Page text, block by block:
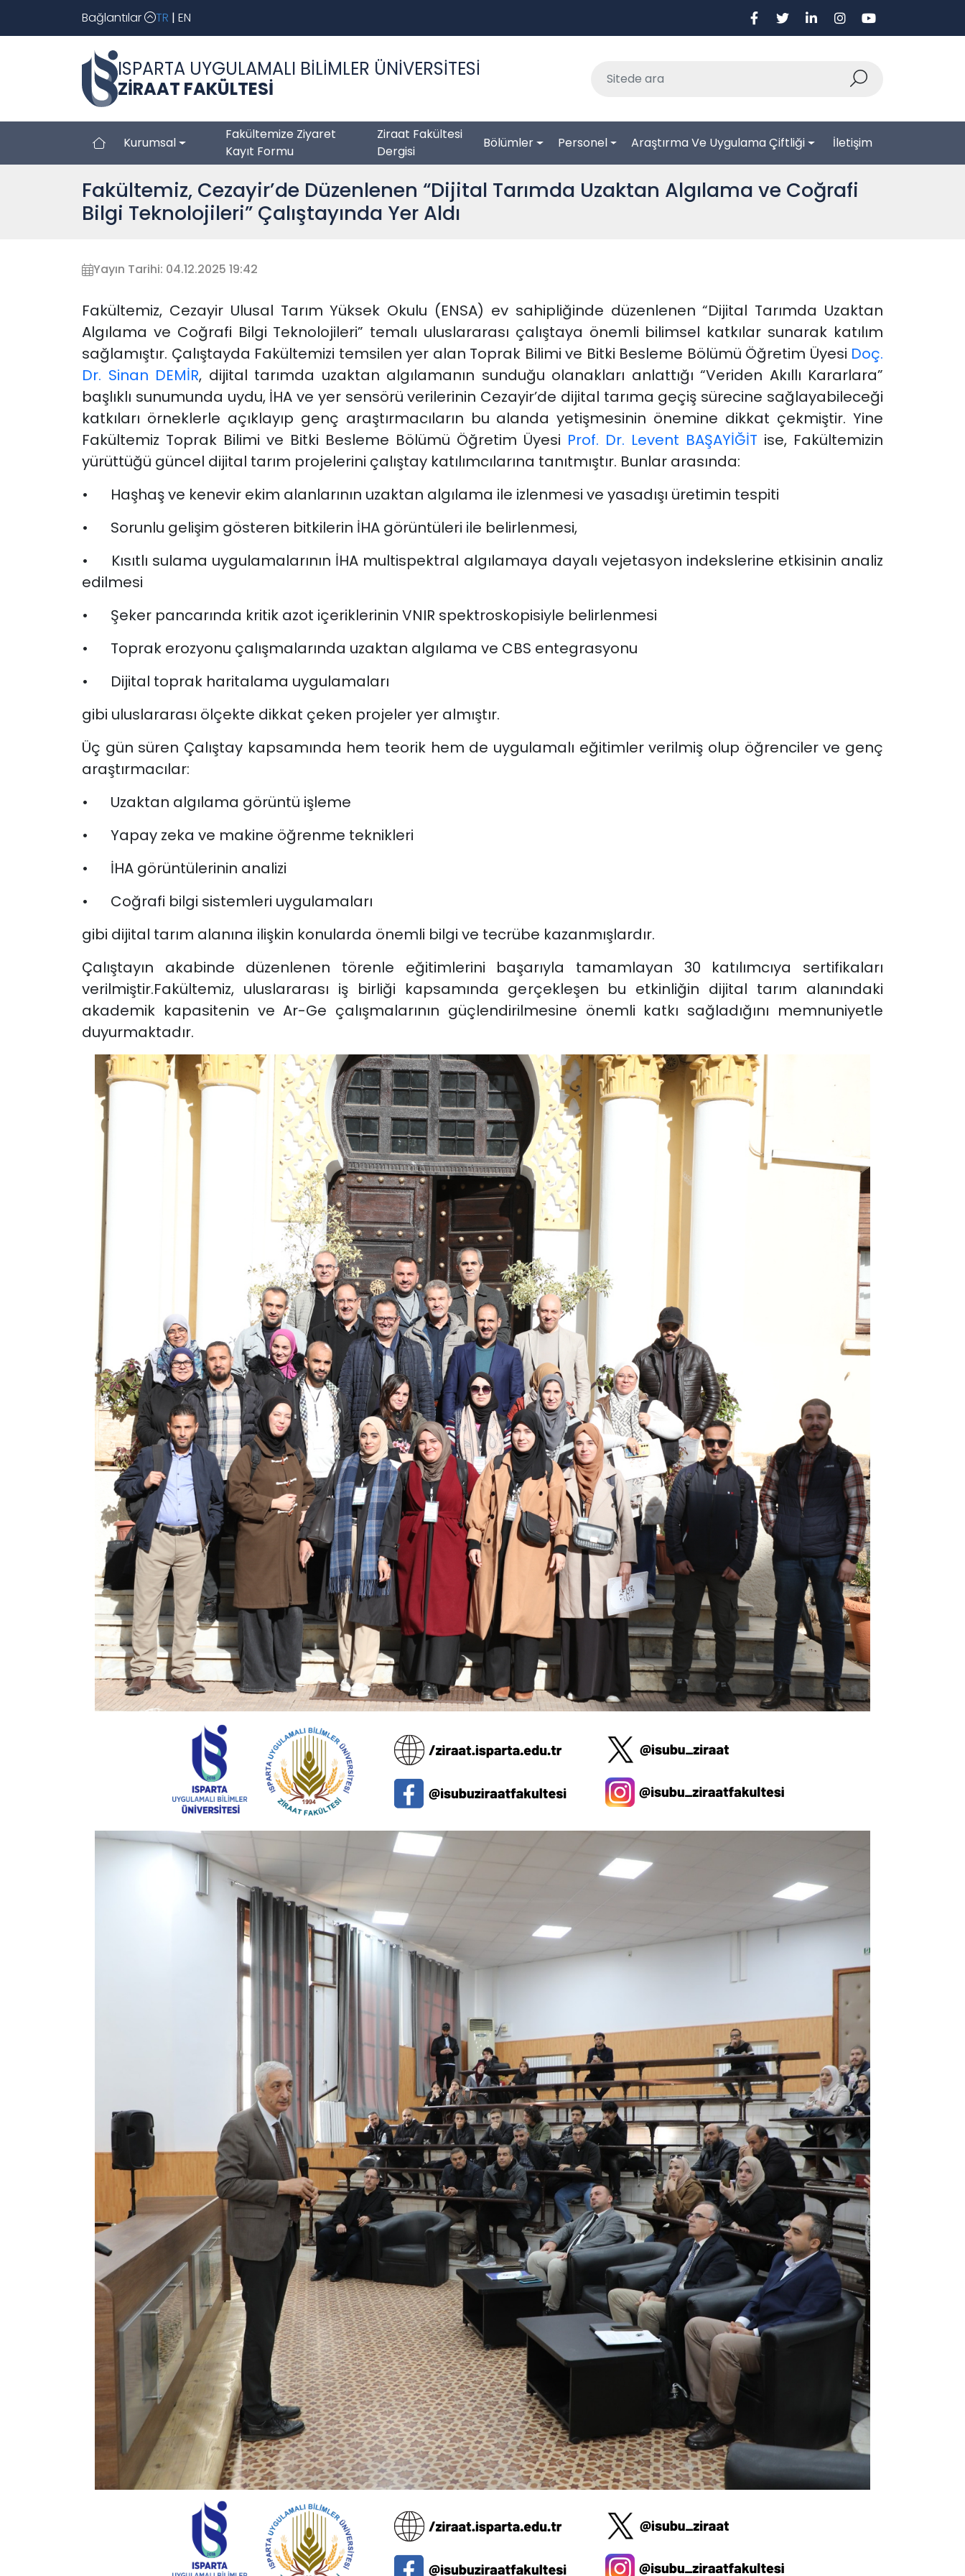
Bağlantılar TR | EN
ISPARTA UYGULAMALI BİLİMLER ÜNİVERSİTESİ
ZİRAAT FAKÜLTESİ
Kurumsal
Fakültemize Ziyaret
Kayıt Formu
Ziraat Fakültesi
Dergisi
Bölümler Personel Araştırma Ve Uygulama Çiftliği İletişim
Fakültemiz, Cezayir’de Düzenlenen “Dijital Tarımda Uzaktan Algılama ve Coğrafi
Bilgi Teknolojileri” Çalıştayında Yer Aldı
Yayın Tarihi: 04.12.2025 19:42
Fakültemiz, Cezayir Ulusal Tarım Yüksek Okulu (ENSA) ev sahipliğinde düzenlenen “Dijital Tarımda Uzaktan
Algılama ve Coğrafi Bilgi Teknolojileri” temalı uluslararası çalıştaya önemli bilimsel katkılar sunarak katılım
sağlamıştır. Çalıştayda Fakültemizi temsilen yer alan Toprak Bilimi ve Bitki Besleme Bölümü Öğretim Üyesi Doç.
Dr. Sinan DEMİR, dijital tarımda uzaktan algılamanın sunduğu olanakları anlattığı “Veriden Akıllı Kararlara”
başlıklı sunumunda uydu, İHA ve yer sensörü verilerinin Cezayir’de dijital tarıma geçiş sürecine sağlayabileceği
katkıları örneklerle açıklayıp genç araştırmacıların bu alanda yetişmesinin önemine dikkat çekmiştir. Yine
Fakültemiz Toprak Bilimi ve Bitki Besleme Bölümü Öğretim Üyesi Prof. Dr. Levent BAŞAYİĞİT ise, Fakültemizin
yürüttüğü güncel dijital tarım projelerini çalıştay katılımcılarına tanıtmıştır. Bunlar arasında:
•
Haşhaş ve kenevir ekim alanlarının uzaktan algılama ile izlenmesi ve yasadışı üretimin tespiti
•
Sorunlu gelişim gösteren bitkilerin İHA görüntüleri ile belirlenmesi,
•
Kısıtlı sulama uygulamalarının İHA multispektral algılamaya dayalı vejetasyon indekslerine etkisinin analiz
edilmesi
•
Şeker pancarında kritik azot içeriklerinin VNIR spektroskopisiyle belirlenmesi
•
Toprak erozyonu çalışmalarında uzaktan algılama ve CBS entegrasyonu
•
Dijital toprak haritalama uygulamaları
gibi uluslararası ölçekte dikkat çeken projeler yer almıştır.
Üç gün süren Çalıştay kapsamında hem teorik hem de uygulamalı eğitimler verilmiş olup öğrenciler ve genç
araştırmacılar:
•
Uzaktan algılama görüntü işleme
•
Yapay zeka ve makine öğrenme teknikleri
•
İHA görüntülerinin analizi
•
Coğrafi bilgi sistemleri uygulamaları
gibi dijital tarım alanına ilişkin konularda önemli bilgi ve tecrübe kazanmışlardır.
Çalıştayın akabinde düzenlenen törenle eğitimlerini başarıyla tamamlayan 30 katılımcıya sertifikaları
verilmiştir.Fakültemiz, uluslararası iş birliği kapsamında gerçekleşen bu etkinliğin dijital tarım alanındaki
akademik kapasitenin ve Ar-Ge çalışmalarının güçlendirilmesine önemli katkı sağladığını memnuniyetle
duyurmaktadır.